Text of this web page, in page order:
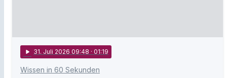
play_arrow 31. Juli 2026 09:48 · 01:19
Wissen in 60 Sekunden